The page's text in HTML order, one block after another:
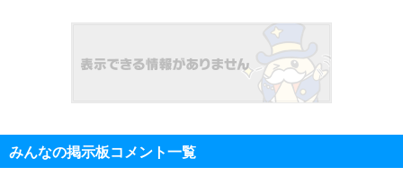
みんなの掲示板コメント一覧